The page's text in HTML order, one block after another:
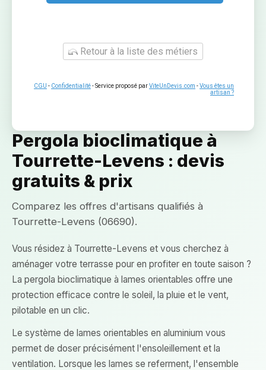
Pergola bioclimatique à
Tourrette-Levens : devis
gratuits & prix
Comparez les offres d'artisans qualifiés à
Tourrette-Levens (06690).
Vous résidez à Tourrette-Levens et vous cherchez à
aménager votre terrasse pour en profiter en toute saison ?
La pergola bioclimatique à lames orientables offre une
protection efficace contre le soleil, la pluie et le vent,
pilotable en un clic.
Le système de lames orientables en aluminium vous
permet de doser précisément l'ensoleillement et la
ventilation. Lorsque les lames se referment, l'ensemble
Retour à la liste des métiers
CGU - Confidentialité- Service proposé parViteUnDevis.com -Vous êtes un
artisan ?